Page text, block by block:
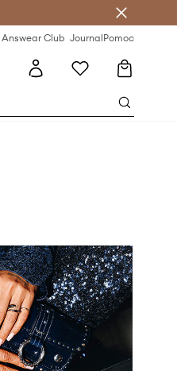
Answear Club JournalPomoc